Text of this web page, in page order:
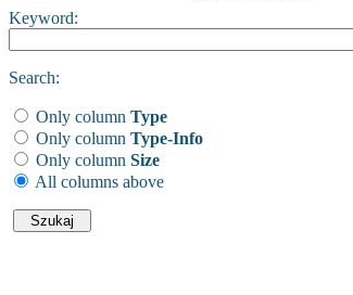
Keyword:
Search:
Only column Type
Only column Type-Info
Only column Size
All columns above